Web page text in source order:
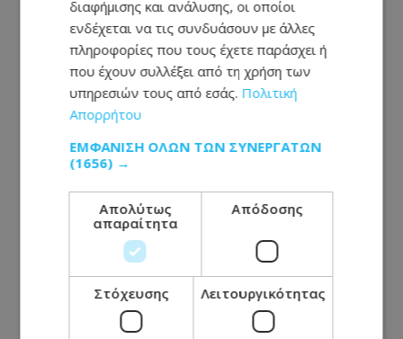
Στους δρόμους οι μοτοσικλετιστές για
Ισαάκ και Σολωμού – Αυξημένα μέτρα
από την Αστυνομία
διαφήμισης και ανάλυσης, οι οποίοι
ενδέχεται να τις συνδυάσουν με άλλες
πληροφορίες που τους έχετε παράσχει ή
που έχουν συλλέξει από τη χρήση των
υπηρεσιών τους από εσάς. Πολιτική
Απορρήτου
ΕΜΦΆΝΙΣΗ ΌΛΩΝ ΤΩΝ ΣΥΝΕΡΓΑΤΏΝ
(1656) →
Απολύτως
απαραίτητα
Απόδοσης
Στόχευσης Λειτουργικότητας